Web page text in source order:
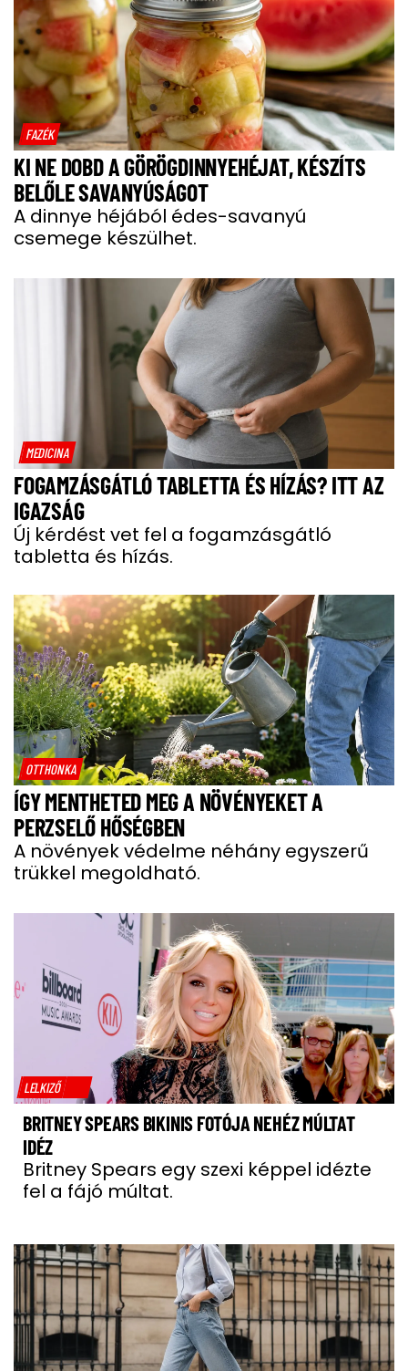
FAZÉK
KI NE DOBD A GÖRÖGDINNYEHÉJAT, KÉSZÍTS
BELŐLE SAVANYÚSÁGOT
A dinnye héjából édes-savanyú
csemege készülhet.
MEDICINA
FOGAMZÁSGÁTLÓ TABLETTA ÉS HÍZÁS? ITT AZ
IGAZSÁG
Új kérdést vet fel a fogamzásgátló
tabletta és hízás.
OTTHONKA
ÍGY MENTHETED MEG A NÖVÉNYEKET A
PERZSELŐ HŐSÉGBEN
A növények védelme néhány egyszerű
trükkel megoldható.
LELKIZŐ
BRITNEY SPEARS BIKINIS FOTÓJA NEHÉZ MÚLTAT
IDÉZ
Britney Spears egy szexi képpel idézte
fel a fájó múltat.